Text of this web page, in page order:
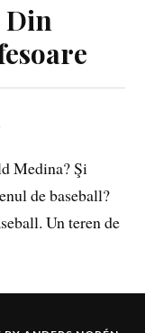
Din
Medina? Şi
de baseball?
Un teren de